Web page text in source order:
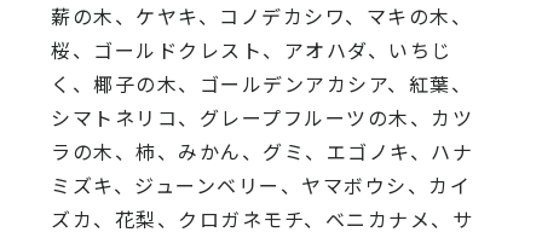
薪の木、ケヤキ、コノデカシワ、マキの木、
桜、ゴールドクレスト、アオハダ、いちじ
く、椰子の木、ゴールデンアカシア、紅葉、
シマトネリコ、グレープフルーツの木、カツ
ラの木、柿、みかん、グミ、エゴノキ、ハナ
ミズキ、ジューンベリー、ヤマボウシ、カイ
ズカ、花梨、クロガネモチ、ベニカナメ、サ